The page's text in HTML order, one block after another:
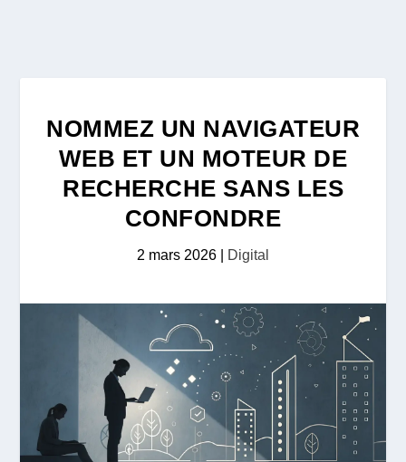
NOMMEZ UN NAVIGATEUR
WEB ET UN MOTEUR DE
RECHERCHE SANS LES
CONFONDRE
2 mars 2026 Digital